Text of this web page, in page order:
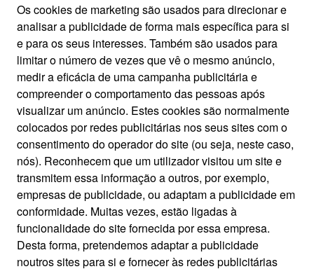
Os cookies de marketing são usados para direcionar e
analisar a publicidade de forma mais específica para si
e para os seus interesses. Também são usados para
limitar o número de vezes que vê o mesmo anúncio,
medir a eficácia de uma campanha publicitária e
compreender o comportamento das pessoas após
visualizar um anúncio. Estes cookies são normalmente
colocados por redes publicitárias nos seus sites com o
consentimento do operador do site (ou seja, neste caso,
nós). Reconhecem que um utilizador visitou um site e
transmitem essa informação a outros, por exemplo,
empresas de publicidade, ou adaptam a publicidade em
conformidade. Muitas vezes, estão ligadas à
funcionalidade do site fornecida por essa empresa.
Desta forma, pretendemos adaptar a publicidade
noutros sites para si e fornecer às redes publicitárias